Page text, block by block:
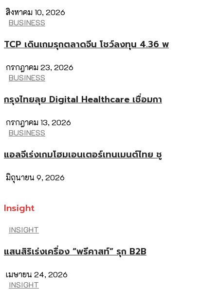
สิงหาคม 10, 2026
BUSINESS
TCP เดินเกมรุกตลาดจีน โชว์ลงทุน 4.36 พ
กรกฎาคม 23, 2026
BUSINESS
กรุงไทยลุย Digital Healthcare เชื่อมกา
กรกฎาคม 13, 2026
BUSINESS
แอลจีเร่งเกมโฮมเอนเตอร์เทนเมนต์ไทย ชู
มิถุนายน 9, 2026
Insight
INSIGHT
แสนสิริเร่งเครื่อง “พรีคาสท์” รุก B2B
เมษายน 24, 2026
INSIGHT